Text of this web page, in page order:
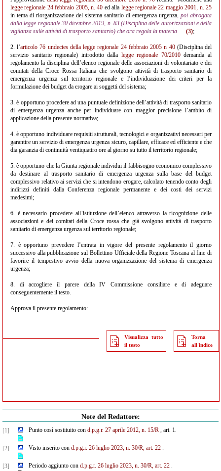
legge regionale 24 febbraio 2005, n. 40 ed alla legge regionale 22 maggio 2001, n. 25
in tema di riorganizzazione del sistema sanitario di emergenza urgenza, poi abrogata
dalla legge regionale 30 dicembre 2019, n. 83 (Disciplina delle autorizzazioni e della
vigilanza sulle attività di trasporto sanitario) che ora regola la materia
(3);
2. l’articolo 76 undecies della legge regionale 24 febbraio 2005 n 40(Disciplina del
servizio sanitario regionale) introdotto dalla legge regionale 70/2010demanda al
regolamento la disciplina dell’elenco regionale delle associazioni di volontariato e dei
comitati della Croce Rossa Italiana che svolgono attività di trasporto sanitario di
emergenza urgenza sul territorio regionale e l’individuazione dei criteri per la
formulazione dei budget da erogare ai soggetti del sistema;
3. è opportuno procedere ad una puntuale definizione dell’attività di trasporto sanitario
di emergenza urgenza anche per individuare con maggior precisione l’ambito di
applicazione della presente normativa;
4. è opportuno individuare requisiti strutturali, tecnologici e organizzativi necessari per
garantire un servizio di emergenza urgenza sicuro, capillare, efficace ed efficiente e che
dia garanzia di continuità ventiquattro ore al giorno su tutto il territorio regionale;
5. è opportuno che la Giunta regionale individui il fabbisogno economico complessivo
da destinare al trasporto sanitario di emergenza urgenza sulla base del budget
complessivo relativo ai servizi che si intendono erogare, calcolato tenendo conto degli
indirizzi definiti dalla Conferenza regionale permanente e dei costi dei servizi
medesimi;
6. è necessario procedere all’istituzione dell’elenco attraverso la ricognizione delle
associazioni e dei comitati della Croce rossa che già svolgono attività di trasporto
sanitario di emergenza urgenza sul territorio regionale;
7. è opportuno prevedere l’entrata in vigore del presente regolamento il giorno
successivo alla pubblicazione sul Bollettino Ufficiale della Regione Toscana al fine di
favorire il tempestivo avvio della nuova organizzazione del sistema di emergenza
urgenza;
8. di accogliere il parere della IV Commissione consiliare e di adeguare
conseguentemente il testo.
Approva il presente regolamento:
Visualizza tutto
il testo
Torna
all'indice
Note del Redattore:
[1] Punto così sostituito con d.p.g.r. 27 aprile 2012, n. 15/R, art. 1.
[2] Visto inserito con d.p.g.r. 26 luglio 2023, n. 30/R, art. 22.
[3] Periodo aggiunto con d.p.g.r. 26 luglio 2023, n. 30/R, art. 22.